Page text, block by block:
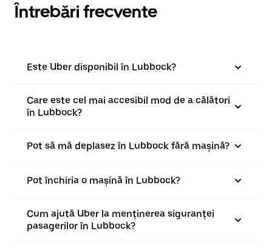
Întrebări frecvente
Este Uber disponibil în Lubbock?
Care este cel mai accesibil mod de a călători
în Lubbock?
Pot să mă deplasez în Lubbock fără mașină?
Pot închiria o mașină în Lubbock?
Cum ajută Uber la menținerea siguranței
pasagerilor în Lubbock?